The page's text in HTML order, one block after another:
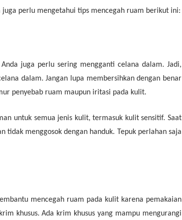
perlu mengetahui tips mencegah ruam berikut ini:
juga perlu sering mengganti celana dalam. Jadi,
dalam. Jangan lupa membersihkan dengan benar
penyebab ruam maupun iritasi pada kulit.
untuk semua jenis kulit, termasuk kulit sensitif. Saat
tidak menggosok dengan handuk. Tepuk perlahan saja
mencegah ruam pada kulit karena pemakaian
khusus. Ada krim khusus yang mampu mengurangi